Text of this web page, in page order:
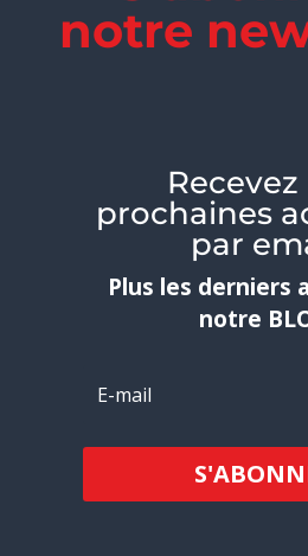
notre
prochaines
par
Plus les derniers
notre